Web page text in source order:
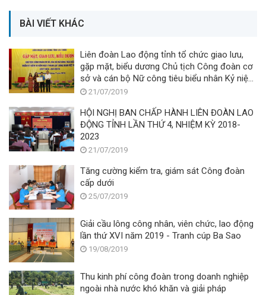
BÀI VIẾT KHÁC
Liên đoàn Lao động tỉnh tổ chức giao lưu,
gặp mặt, biểu dương Chủ tịch Công đoàn cơ
sở và cán bộ Nữ công tiêu biểu nhân Kỷ niệm
90 năm Ngày thành lập Công đoàn Việt Nam
21/07/2019
HỘI NGHỊ BAN CHẤP HÀNH LIÊN ĐOÀN LAO
ĐỘNG TỈNH LẦN THỨ 4, NHIỆM KỲ 2018-
2023
21/07/2019
Tăng cường kiểm tra, giám sát Công đoàn
cấp dưới
25/07/2019
Giải cầu lông công nhân, viên chức, lao động
lần thứ XVI năm 2019 - Tranh cúp Ba Sao
19/08/2019
Thu kinh phí công đoàn trong doanh nghiệp
ngoài nhà nước khó khăn và giải pháp